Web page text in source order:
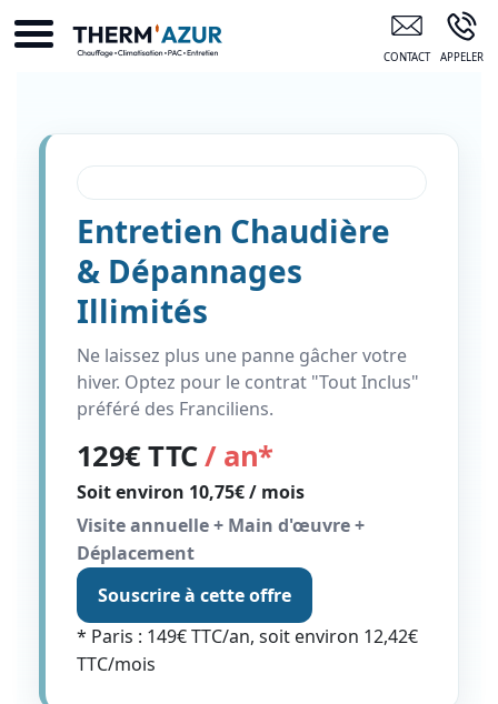
Entretien Chaudière
& Dépannages
Illimités
Ne laissez plus une panne gâcher votre
hiver. Optez pour le contrat "Tout Inclus"
préféré des Franciliens.
129€ TTC/ an*
Soit environ 10,75€ / mois
Visite annuelle + Main d'œuvre +
Déplacement
Souscrire à cette offre
* Paris : 149€ TTC/an, soit environ 12,42€
TTC/mois